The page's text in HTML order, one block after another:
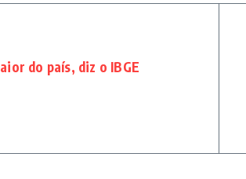
do país, diz o IBGE